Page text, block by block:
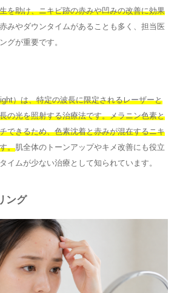
を助け、ニキビ跡の赤みや凹みの改善に効果
みやダウンタイムがあることも多く、担当医
グが重要です。
）は、特定の波長に限定されるレーザーと
の光を照射する治療法です。メラニン色素と
できるため、色素沈着と赤みが混在するニキ
。肌全体のトーンアップやキメ改善にも役立
イムが少ない治療として知られています。
ング